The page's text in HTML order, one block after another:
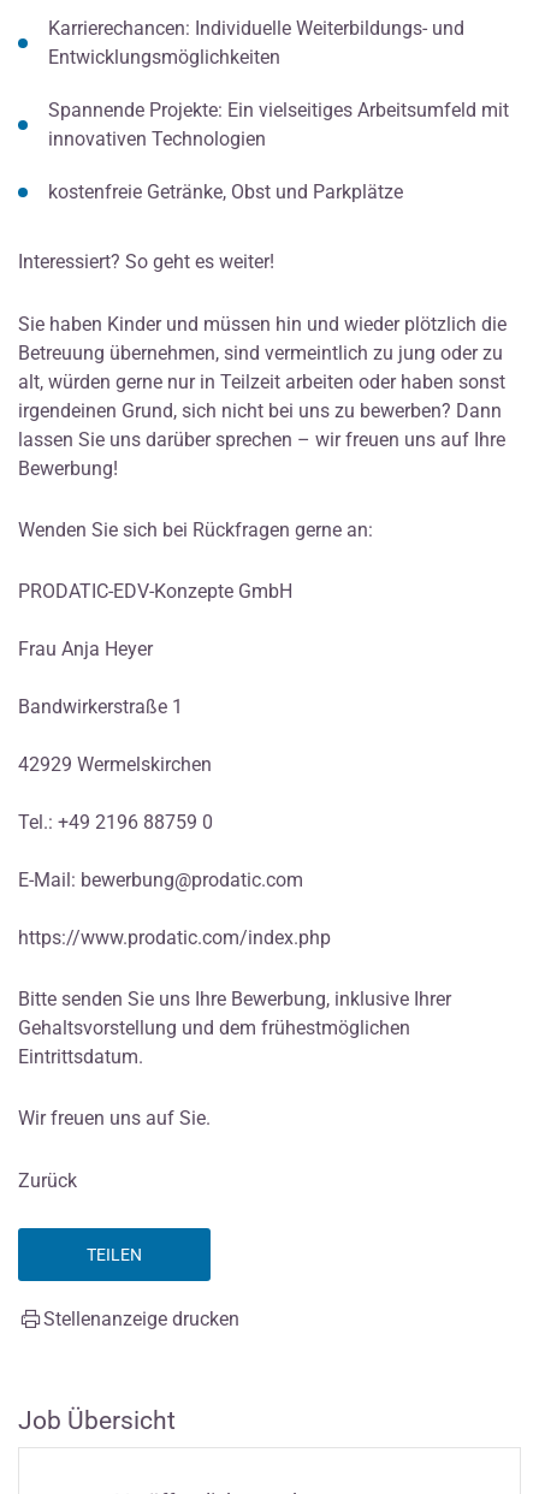
Karrierechancen: Individuelle Weiterbildungs- und
Entwicklungsmöglichkeiten
Spannende Projekte: Ein vielseitiges Arbeitsumfeld mit
innovativen Technologien
kostenfreie Getränke, Obst und Parkplätze
Interessiert? So geht es weiter!
Sie haben Kinder und müssen hin und wieder plötzlich die
Betreuung übernehmen, sind vermeintlich zu jung oder zu
alt, würden gerne nur in Teilzeit arbeiten oder haben sonst
irgendeinen Grund, sich nicht bei uns zu bewerben? Dann
lassen Sie uns darüber sprechen – wir freuen uns auf Ihre
Bewerbung!
Wenden Sie sich bei Rückfragen gerne an:
PRODATIC-EDV-Konzepte GmbH
Frau Anja Heyer
Bandwirkerstraße 1
42929 Wermelskirchen
Tel.: +49 2196 88759 0
E-Mail: bewerbung@prodatic.com
https://www.prodatic.com/index.php
Bitte senden Sie uns Ihre Bewerbung, inklusive Ihrer
Gehaltsvorstellung und dem frühestmöglichen
Eintrittsdatum.
Wir freuen uns auf Sie.
Zurück
TEILEN
Stellenanzeige drucken
Job Übersicht